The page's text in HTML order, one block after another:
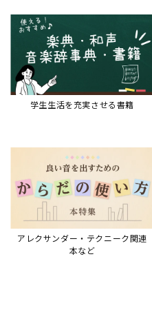
学生生活を充実させる書籍
アレクサンダー・テクニーク関連
本など